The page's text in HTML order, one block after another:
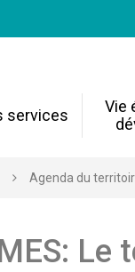
services
Vie
Agenda du